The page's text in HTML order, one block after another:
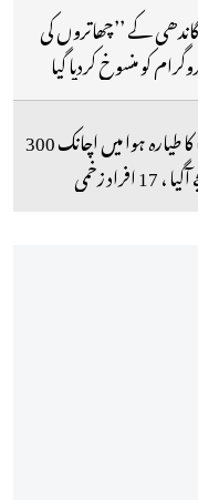
کے ’’چھاتروں کی
کو منسوخ کردیا گیا
ایئر انڈیا کا طیارہ ہوا میں اچانک 300
زخمی